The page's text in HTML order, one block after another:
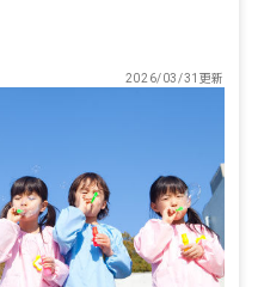
2026/03/31更新